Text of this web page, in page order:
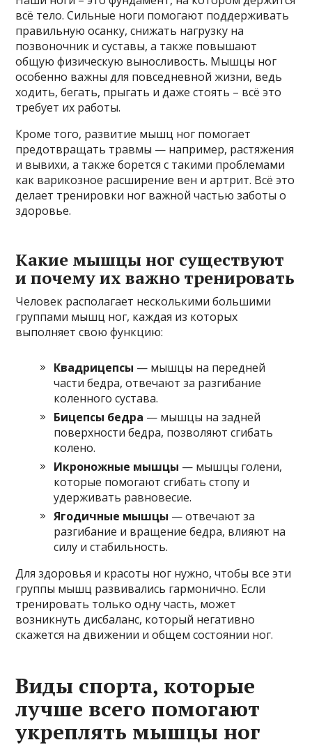
всё тело. Сильные ноги помогают поддерживать
правильную осанку, снижать нагрузку на
позвоночник и суставы, а также повышают
общую физическую выносливость. Мышцы ног
особенно важны для повседневной жизни, ведь
ходить, бегать, прыгать и даже стоять – всё это
требует их работы.
Кроме того, развитие мышц ног помогает
предотвращать травмы — например, растяжения
и вывихи, а также борется с такими проблемами
как варикозное расширение вен и артрит. Всё это
делает тренировки ног важной частью заботы о
здоровье.
Какие мышцы ног существуют
и почему их важно тренировать
Человек располагает несколькими большими
группами мышц ног, каждая из которых
выполняет свою функцию:
Квадрицепсы — мышцы на передней
части бедра, отвечают за разгибание
коленного сустава.
Бицепсы бедра — мышцы на задней
поверхности бедра, позволяют сгибать
колено.
Икроножные мышцы — мышцы голени,
которые помогают сгибать стопу и
удерживать равновесие.
Ягодичные мышцы — отвечают за
разгибание и вращение бедра, влияют на
силу и стабильность.
Для здоровья и красоты ног нужно, чтобы все эти
группы мышц развивались гармонично. Если
тренировать только одну часть, может
возникнуть дисбаланс, который негативно
скажется на движении и общем состоянии ног.
Виды спорта, которые
лучше всего помогают
укреплять мышцы ног